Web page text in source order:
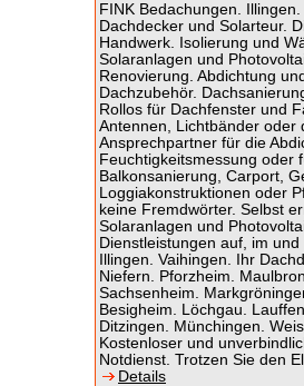
FINK Bedachungen.
Dachdecker und Solarteur.
Handwerk. Isolierung und
Solaranlagen und
Renovierung. Abdichtung
Dachzubehör.
Rollos für Dachfenster und
Antennen, Lichtbänder oder
Ansprechpartner für die
Feuchtigkeitsmessung oder
Balkonsanierung, Carport,
Loggiakonstruktionen oder
keine Fremdwörter. Selbst
Solaranlagen und
Dienstleistungen auf, im
Illingen. Vaihingen. Ihr
Niefern. Pforzheim.
Sachsenheim.
Besigheim. Löchgau.
Ditzingen. Münchingen.
Kostenloser und
Notdienst. Trotzen Sie den
Details